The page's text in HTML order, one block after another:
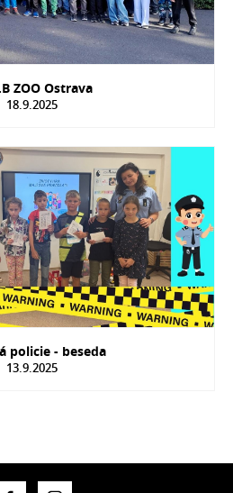
ZOO Ostrava
18.9.2025
policie - beseda
13.9.2025